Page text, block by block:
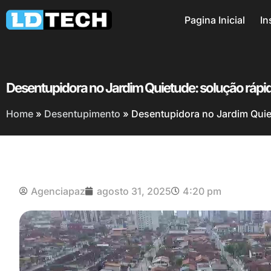
Pagina Inicial
Desentupidora no Jardim Quietude: solução
Home » Desentupimento » Desentupidora no Jardim
Agenciapaz agosto 31, 2025 4:20 pm